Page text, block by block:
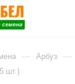
— Арбуз —
шт.)